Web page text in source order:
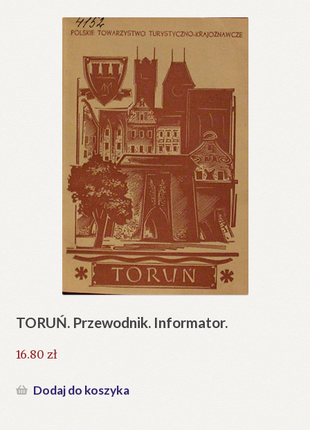
TORUŃ. Przewodnik. Informator.
16.80 zł
Dodaj do koszyka